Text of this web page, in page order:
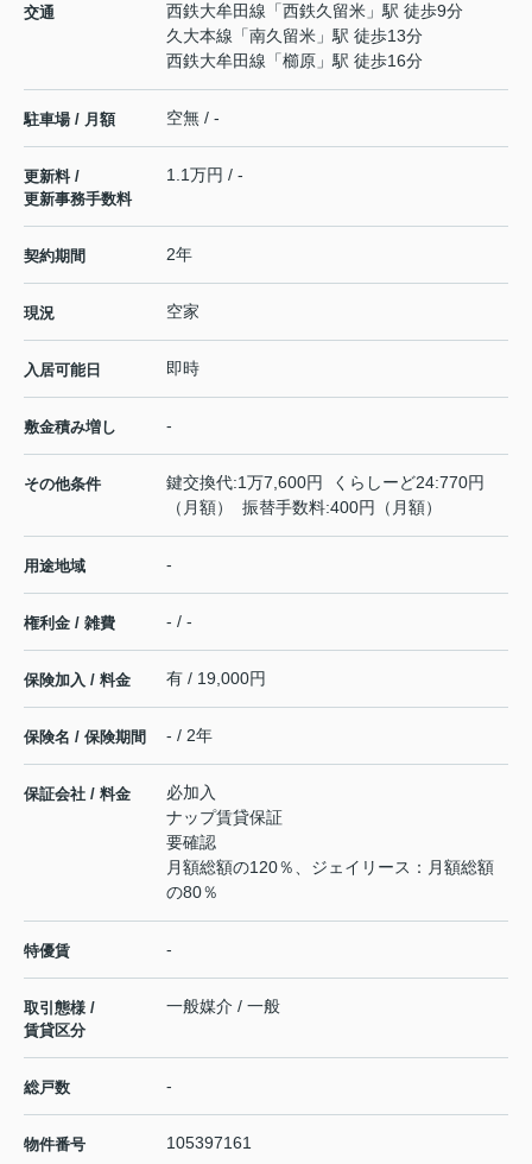
交通 西鉄大牟田線 「西鉄久留米 」駅 徒歩9分
久大本線 「南久留米 」駅 徒歩13分
西鉄大牟田線 「櫛原 」駅 徒歩16分
駐車場 / 月額 空無 / -
更新料 /
更新事務手数料
1.1万円 / -
契約期間 2年
現況 空家
入居可能日 即時
敷金積み増し -
その他条件
鍵交換代:1万7,600円 くらしーど24:770円
（月額） 振替手数料:400円（月額）
用途地域 -
権利金 / 雑費 - / -
保険加入 / 料金 有 / 19,000円
保険名 / 保険期間 - / 2年
保証会社 / 料金
必加入
ナップ賃貸保証
要確認
月額総額の120％、ジェイリース：月額総額
の80％
特優賃 -
取引態様 /
賃貸区分
一般媒介 / 一般
総戸数 -
物件番号 105397161